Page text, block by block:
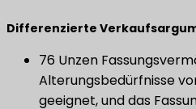
Differenzierte
76 Unzen
Alterungsbedürfnisse
geeignet, und das